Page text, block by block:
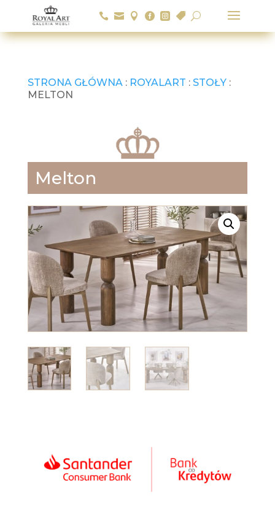
      U
STRONA GŁÓWNA: ROYALART : STOŁY:
MELTON
Melton